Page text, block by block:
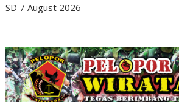
SD 7 August 2026